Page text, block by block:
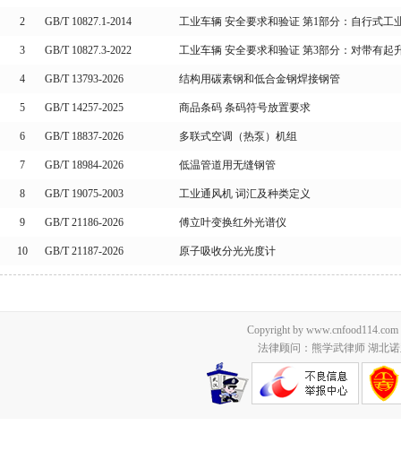
2 GB/T 10827.1-2014 工业车辆 安全要求和验证 第1部分：自行式
3 GB/T 10827.3-2022 工业车辆 安全要求和验证 第3部分：对带有
4 GB/T 13793-2026 结构用碳素钢和低合金钢焊接钢管
5 GB/T 14257-2025 商品条码 条码符号放置要求
6 GB/T 18837-2026 多联式空调（热泵）机组
7 GB/T 18984-2026 低温管道用无缝钢管
8 GB/T 19075-2003 工业通风机 词汇及种类定义
9 GB/T 21186-2026 傅立叶变换红外光谱仪
10 GB/T 21187-2026 原子吸收分光光度计
Copyright by
法律顾问：熊学武律师 湖北